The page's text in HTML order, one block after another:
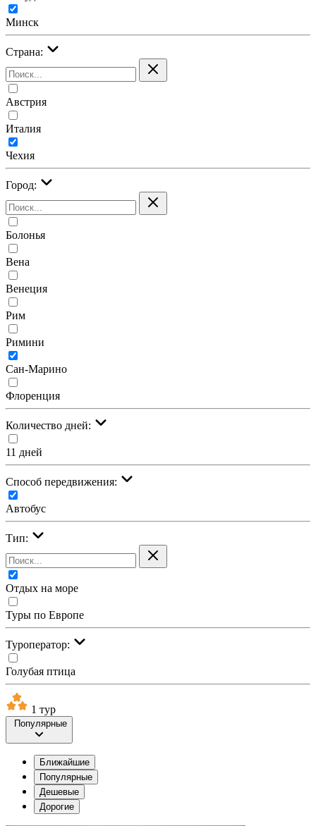
Минск
Страна:
Австрия
Италия
Чехия
Город:
Болонья
Вена
Венеция
Рим
Римини
Сан-Марино
Флоренция
Количество дней:
11 дней
Cпособ передвижения:
Автобус
Тип:
Отдых на море
Туры по Европе
Туроператор:
Голубая птица
1 тур
Популярные
Ближайшие
Популярные
Дешевые
Дорогие